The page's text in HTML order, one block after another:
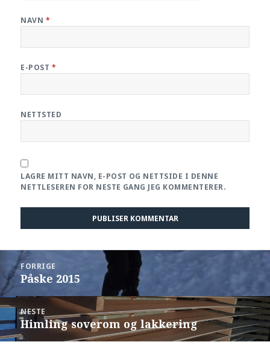
NAVN *
E-POST *
NETTSTED
LAGRE MITT NAVN, E-POST OG NETTSIDE I DENNE
NETTLESEREN FOR NESTE GANG JEG KOMMENTERER.
Innleggsnavigasjon
FORRIGE
Forrige
innlegg:
Påske 2015
NESTE
Neste
innlegg:
Himling soverom og lakkering